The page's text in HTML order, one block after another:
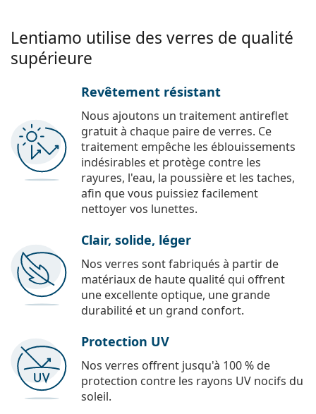
Lentiamo utilise des verres de qualité
supérieure
Revêtement résistant
Nous ajoutons un traitement antireflet
gratuit à chaque paire de verres. Ce
traitement empêche les éblouissements
indésirables et protège contre les
rayures, l'eau, la poussière et les taches,
afin que vous puissiez facilement
nettoyer vos lunettes.
Clair, solide, léger
Nos verres sont fabriqués à partir de
matériaux de haute qualité qui offrent
une excellente optique, une grande
durabilité et un grand confort.
Protection UV
Nos verres offrent jusqu'à 100 % de
protection contre les rayons UV nocifs du
soleil.